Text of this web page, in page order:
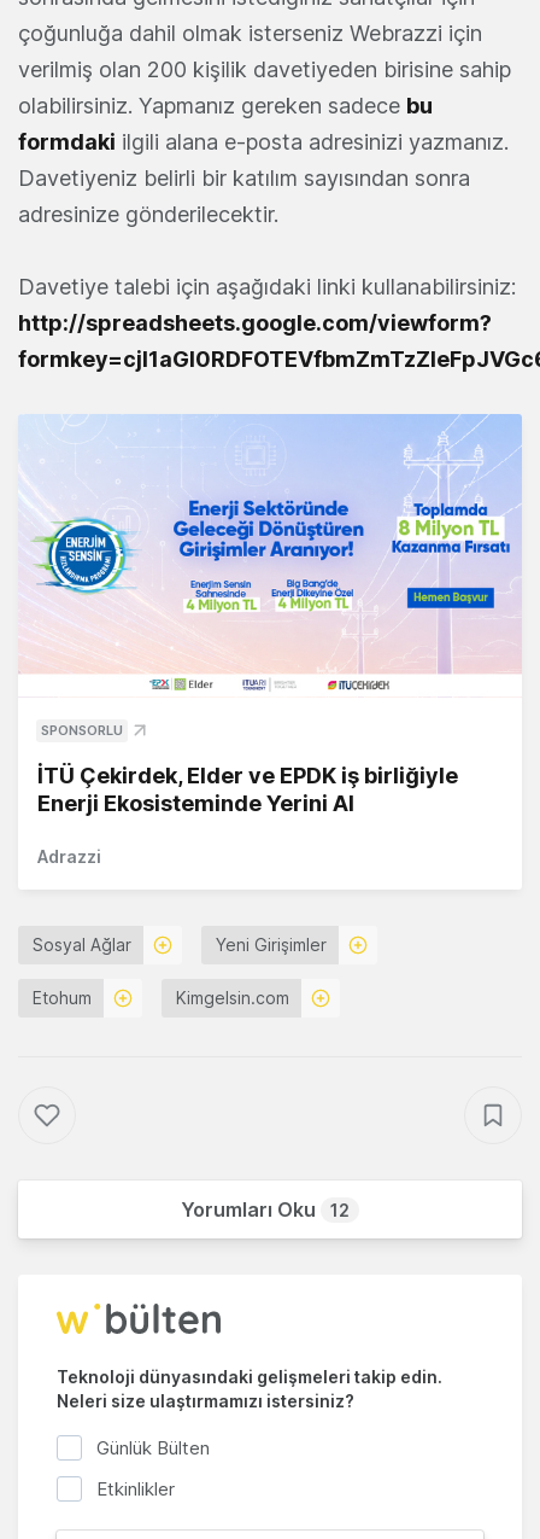
çoğunluğa dahil olmak isterseniz Webrazzi için
verilmiş olan 200 kişilik davetiyeden birisine sahip
olabilirsiniz. Yapmanız gereken sadece bu
formdaki ilgili alana e-posta adresinizi yazmanız.
Davetiyeniz belirli bir katılım sayısından sonra
adresinize gönderilecektir.
Davetiye talebi için aşağıdaki linki kullanabilirsiniz:
http://spreadsheets.google.com/viewform?
SPONSORLU
İTÜ Çekirdek, Elder ve EPDK iş birliğiyle
Enerji Ekosisteminde Yerini Al
Adrazzi
Sosyal Ağlar Yeni Girişimler
Etohum Kimgelsin.com
Yorumları Oku 12
Teknoloji dünyasındaki gelişmeleri takip edin.
Neleri size ulaştırmamızı istersiniz?
Günlük Bülten
Etkinlikler